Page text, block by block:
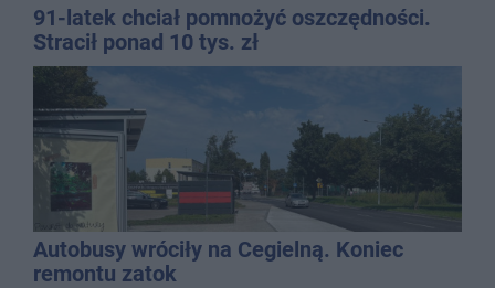
91-latek chciał pomnożyć oszczędności.
Stracił ponad 10 tys. zł
Autobusy wróciły na Cegielną. Koniec
remontu zatok